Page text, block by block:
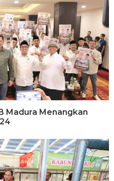
Madura Menangkan